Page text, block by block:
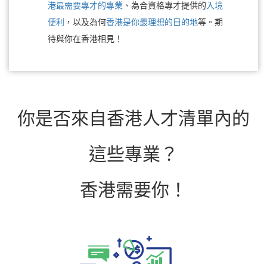
港最需要專才的專業 、為合資格專才提供的 入境
便利 ，以及為何香港是你最理想的目的地等。期
待與你在香港相見！
你是否來自香港人才清單內的
這些專業？
香港需要你！